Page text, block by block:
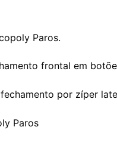
Paros.
frontal em
por zíper
Paros